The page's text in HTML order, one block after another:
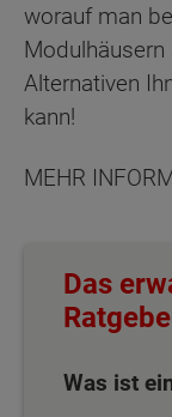
worauf man
Alternativen
kann!
MEHR
Das
Was ist